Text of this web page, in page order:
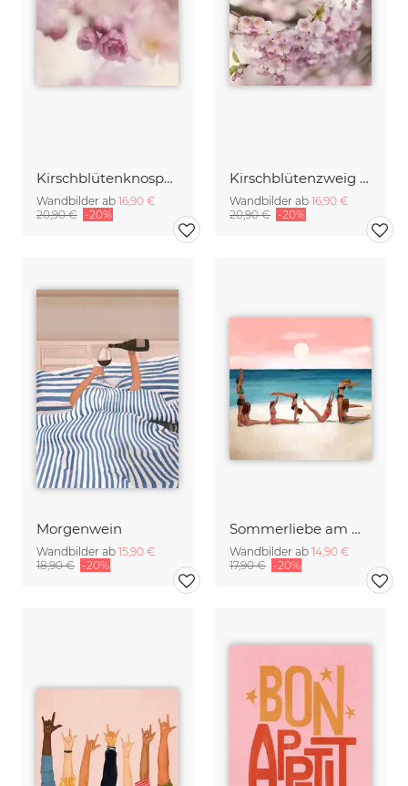
Kirschblütenknospen Doppelbelichtung
Wandbilder ab 16,90 €
20,90 € -20%
Kirschblütenzweig mit vielen Blüten
Wandbilder ab 16,90 €
20,90 € -20%
Morgenwein
Wandbilder ab 15,90 €
18,90 € -20%
Sommerliebe am Meer
Wandbilder ab 14,90 €
17,90 € -20%